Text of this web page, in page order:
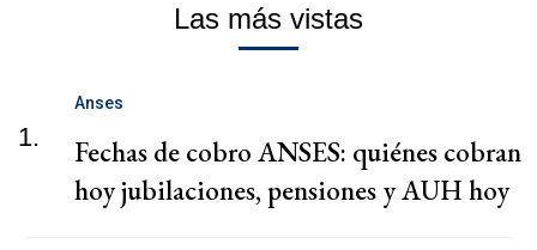
Las más vistas
1.
Anses
Fechas de cobro ANSES: quiénes cobran
hoy jubilaciones, pensiones y AUH hoy